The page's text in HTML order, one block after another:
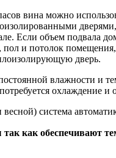
вина можно
Если объем подвала
пол и потолок
дверь.
влажности и
охлаждение и
система
как обеспечивают